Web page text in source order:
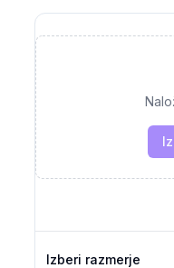
Izberi razmerje